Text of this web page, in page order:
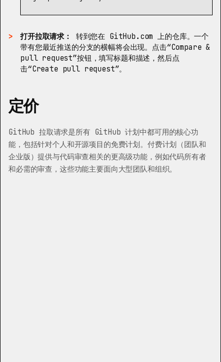
打开拉取请求：
转到您在 GitHub.com 上的仓库。一个
带有您最近推送的分支的横幅将会出现。点击“Compare &
pull request”按钮，填写标题和描述，然后点
击“Create pull request”。
定价
GitHub 拉取请求是所有 GitHub 计划中都可用的核心功
能，包括针对个人和开源项目的免费计划。付费计划（团队和
企业版）提供与代码审查相关的更高级功能，例如代码所有者
和必需的审查，这些功能主要面向大型团队和组织。